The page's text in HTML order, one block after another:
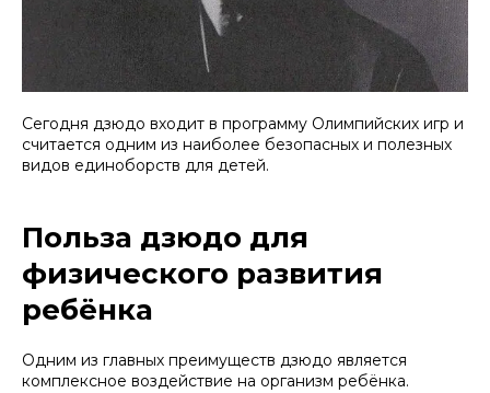
Сегодня дзюдо входит в программу Олимпийских игр и
считается одним из наиболее безопасных и полезных
видов единоборств для детей.
Польза дзюдо для
физического развития
ребёнка
Одним из главных преимуществ дзюдо является
комплексное воздействие на организм ребёнка.